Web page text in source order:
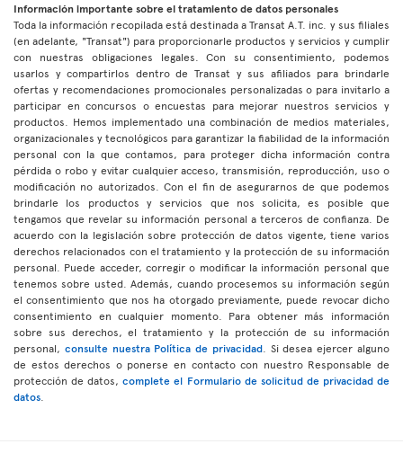
Información importante sobre el tratamiento de datos personales
Toda la información recopilada está destinada a Transat A.T. inc. y sus filiales
(en adelante, "Transat") para proporcionarle productos y servicios y cumplir
con nuestras obligaciones legales. Con su consentimiento, podemos
usarlos y compartirlos dentro de Transat y sus afiliados para brindarle
ofertas y recomendaciones promocionales personalizadas o para invitarlo a
participar en concursos o encuestas para mejorar nuestros servicios y
productos. Hemos implementado una combinación de medios materiales,
organizacionales y tecnológicos para garantizar la fiabilidad de la información
personal con la que contamos, para proteger dicha información contra
pérdida o robo y evitar cualquier acceso, transmisión, reproducción, uso o
modificación no autorizados. Con el fin de asegurarnos de que podemos
brindarle los productos y servicios que nos solicita, es posible que
tengamos que revelar su información personal a terceros de confianza. De
acuerdo con la legislación sobre protección de datos vigente, tiene varios
derechos relacionados con el tratamiento y la protección de su información
personal. Puede acceder, corregir o modificar la información personal que
tenemos sobre usted. Además, cuando procesemos su información según
el consentimiento que nos ha otorgado previamente, puede revocar dicho
consentimiento en cualquier momento. Para obtener más información
sobre sus derechos, el tratamiento y la protección de su información
personal, consulte nuestra Política de privacidad. Si desea ejercer alguno
de estos derechos o ponerse en contacto con nuestro Responsable de
protección de datos,complete el Formulario de solicitud de privacidad de
datos.